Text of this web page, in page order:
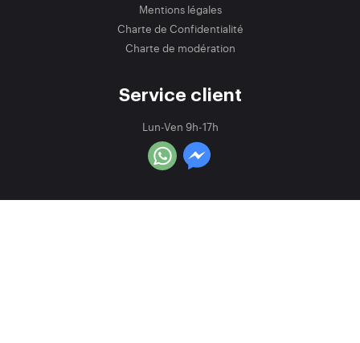
Mentions légales
Charte de Confidentialité
Charte de modération
Service client
Lun-Ven 9h-17h